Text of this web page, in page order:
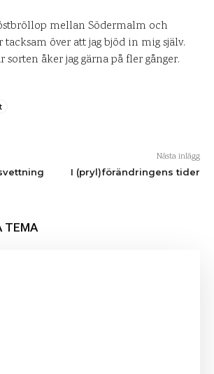
mellan Södermalm och
tacksam över att jag bjöd in mig själv.
sorten åker jag gärna på fler gånger.
Nästa inlägg
I (pryl)förändringens tider
TEMA